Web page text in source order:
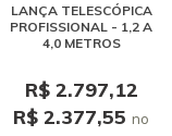
LANÇA TELESCÓPICA
PROFISSIONAL - 1,2 A
4,0 METROS
R$ 2.797,12
R$ 2.377,55no